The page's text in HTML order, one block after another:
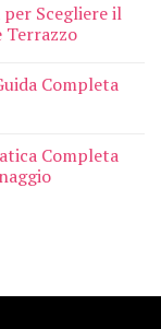
per Scegliere il
Terrazzo
Completa
Completa